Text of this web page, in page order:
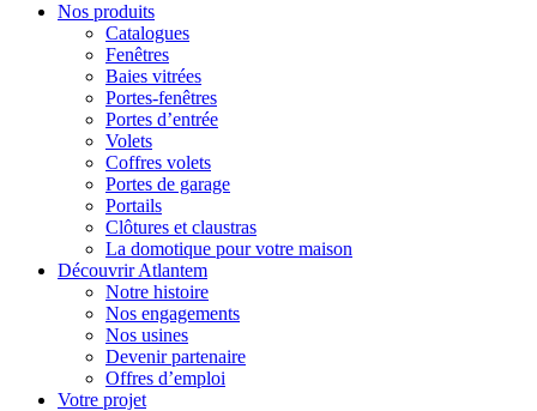
Nos produits
Catalogues
Fenêtres
Baies vitrées
Portes-fenêtres
Portes d’entrée
Volets
Coffres volets
Portes de garage
Portails
Clôtures et claustras
La domotique pour votre maison
Découvrir Atlantem
Notre histoire
Nos engagements
Nos usines
Devenir partenaire
Offres d’emploi
Votre projet